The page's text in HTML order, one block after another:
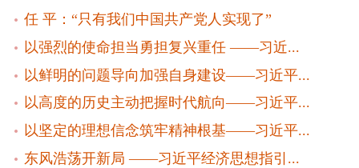
任 平：“只有我们中国共产党人实现了”
以强烈的使命担当勇担复兴重任 ——习近...
以鲜明的问题导向加强自身建设——习近平...
以高度的历史主动把握时代航向——习近平...
以坚定的理想信念筑牢精神根基——习近平...
东风浩荡开新局 ——习近平经济思想指引...